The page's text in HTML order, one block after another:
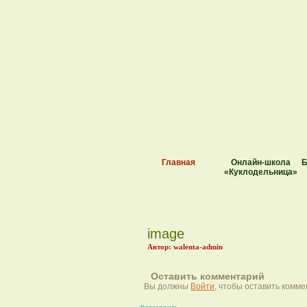
Главная
Онлайн-школа
«Куклодельница»
image
Автор: walenta-admin
Оставить комментарий
Вы должны Войти, чтобы оставить